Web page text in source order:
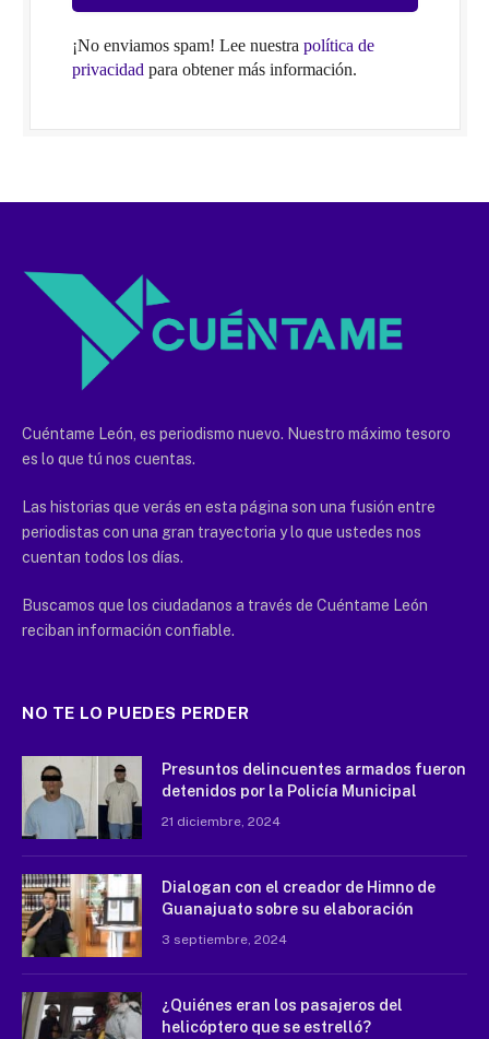
¡No enviamos spam! Lee nuestra política de
privacidad para obtener más información.
Cuéntame León, es periodismo nuevo. Nuestro máximo tesoro
es lo que tú nos cuentas.
Las historias que verás en esta página son una fusión entre
periodistas con una gran trayectoria y lo que ustedes nos
cuentan todos los días.
Buscamos que los ciudadanos a través de Cuéntame León
reciban información confiable.
NO TE LO PUEDES PERDER
Presuntos delincuentes armados fueron
detenidos por la Policía Municipal
21 diciembre, 2024
Dialogan con el creador de Himno de
Guanajuato sobre su elaboración
3 septiembre, 2024
¿Quiénes eran los pasajeros del
helicóptero que se estrelló?